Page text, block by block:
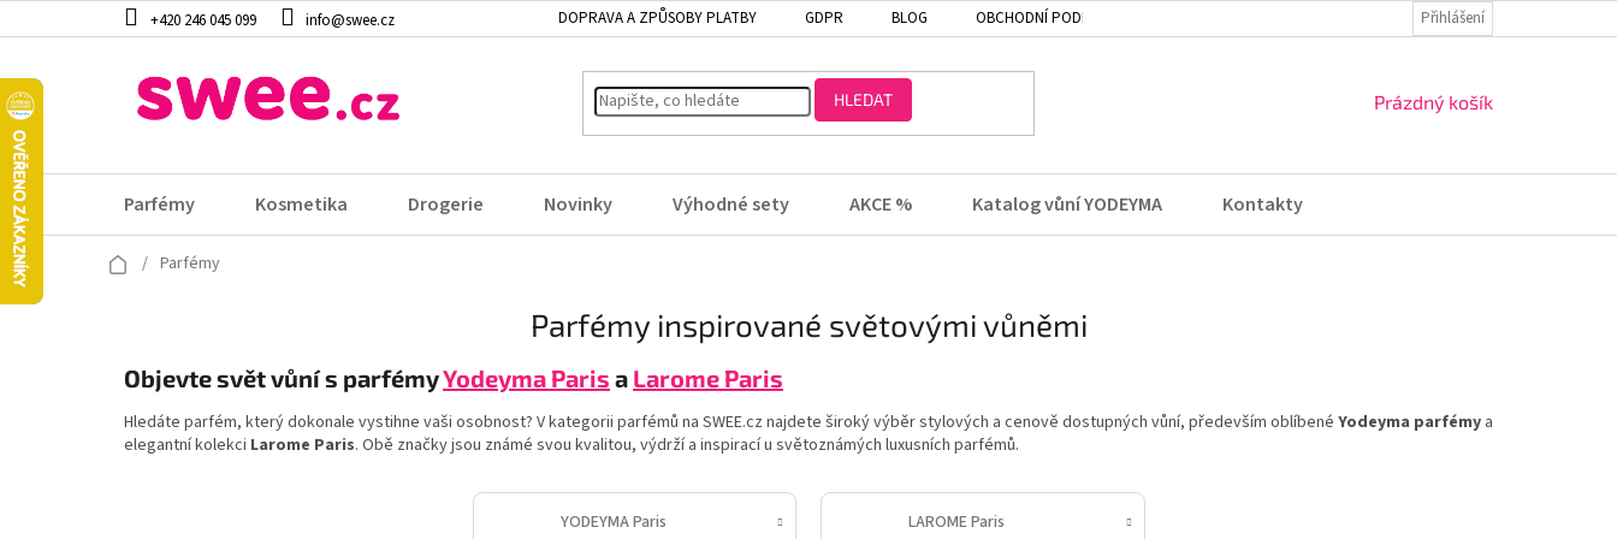
na
+420 246 045 099 info@swee.cz DOPRAVA A ZPŮSOBY PLATBY GDPR BLOG OBCHODNÍ PODMÍNKY Přihlášení
HLEDAT
NÁKUPNÍ
Prázdný košík
Parfémy Kosmetika Drogerie Novinky Výhodné sety AKCE % Katalog vůní YODEYMA Kontakty
Domů
/ Parfémy
Parfémy inspirované světovými vůněmi
Objevte svět vůní s parfémyYodeyma Paris a Larome Paris
Hledáte parfém, který dokonale vystihne vaši osobnost? V kategorii parfémů na SWEE.cz najdete široký výběr stylových a cenově dostupných vůní, především oblíbené Yodeyma parfémy a
elegantní kolekci Larome Paris. Obě značky jsou známé svou kvalitou, výdrží a inspirací u světoznámých luxusních parfémů.
YODEYMA Paris LAROME Paris